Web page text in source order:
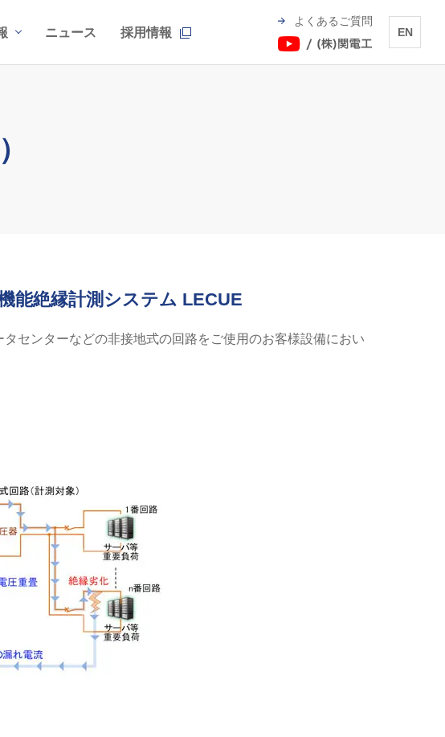
ニュース 採用情報
よくあるご質問
EN
能絶縁計測システム LECUE
センターなどの非接地式の回路をご使用のお客様設備におい